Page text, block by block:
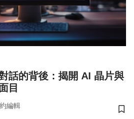
話的背後：揭開 AI 晶片與
目
編輯
儲